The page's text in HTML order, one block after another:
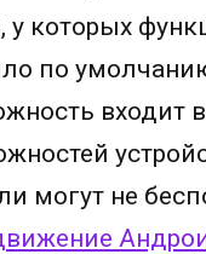
у которых
по
входит
могут не